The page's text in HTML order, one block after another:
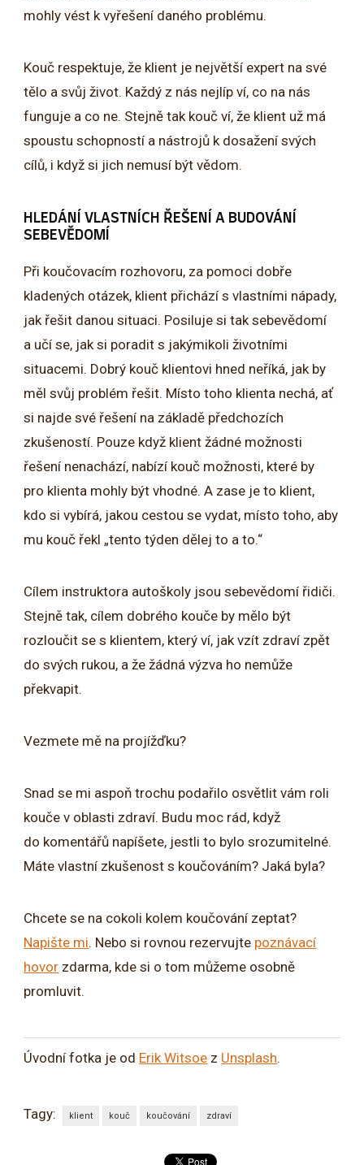
mohly vést k vyřešení daného problému.
Kouč respektuje, že klient je největší expert na své
tělo a svůj život. Každý z nás nejlíp ví, co na nás
funguje a co ne. Stejně tak kouč ví, že klient už má
spoustu schopností a nástrojů k dosažení svých
cílů, i když si jich nemusí být vědom.
HLEDÁNÍ VLASTNÍCH ŘEŠENÍ A BUDOVÁNÍ
SEBEVĚDOMÍ
Při koučovacím rozhovoru, za pomoci dobře
kladených otázek, klient přichází s vlastními nápady,
jak řešit danou situaci. Posiluje si tak sebevědomí
a učí se, jak si poradit s jakýmikoli životními
situacemi. Dobrý kouč klientovi hned neříká, jak by
měl svůj problém řešit. Místo toho klienta nechá, ať
si najde své řešení na základě předchozích
zkušeností. Pouze když klient žádné možnosti
řešení nenachází, nabízí kouč možnosti, které by
pro klienta mohly být vhodné. A zase je to klient,
kdo si vybírá, jakou cestou se vydat, místo toho, aby
mu kouč řekl „tento týden dělej to a to.“
Cílem instruktora autoškoly jsou sebevědomí řidiči.
Stejně tak, cílem dobrého kouče by mělo být
rozloučit se s klientem, který ví, jak vzít zdraví zpět
do svých rukou, a že žádná výzva ho nemůže
překvapit.
Vezmete mě na projížďku?
Snad se mi aspoň trochu podařilo osvětlit vám roli
kouče v oblasti zdraví. Budu moc rád, když
do komentářů napíšete, jestli to bylo srozumitelné.
Máte vlastní zkušenost s koučováním? Jaká byla?
Chcete se na cokoli kolem koučování zeptat?
Napište mi. Nebo si rovnou rezervujte poznávací
hovor zdarma, kde si o tom můžeme osobně
promluvit.
Úvodní fotka je od Erik Witsoe z Unsplash.
Tagy: klient kouč koučování zdraví